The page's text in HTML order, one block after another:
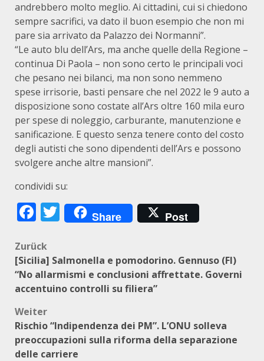
andrebbero molto meglio. Ai cittadini, cui si chiedono
sempre sacrifici, va dato il buon esempio che non mi
pare sia arrivato da Palazzo dei Normanni”.
“Le auto blu dell’Ars, ma anche quelle della Regione –
continua Di Paola – non sono certo le principali voci
che pesano nei bilanci, ma non sono nemmeno
spese irrisorie, basti pensare che nel 2022 le 9 auto a
disposizione sono costate all’Ars oltre 160 mila euro
per spese di noleggio, carburante, manutenzione e
sanificazione. E questo senza tenere conto del costo
degli autisti che sono dipendenti dell’Ars e possono
svolgere anche altre mansioni”.
condividi su:
Facebook
Twitter
Share Post
Beitragsnavigation
Zurück
[Sicilia] Salmonella e pomodorino. Gennuso (FI)
“No allarmismi e conclusioni affrettate. Governi
accentuino controlli su filiera”
Weiter
Rischio “Indipendenza dei PM”. L’ONU solleva
preoccupazioni sulla riforma della separazione
delle carriere